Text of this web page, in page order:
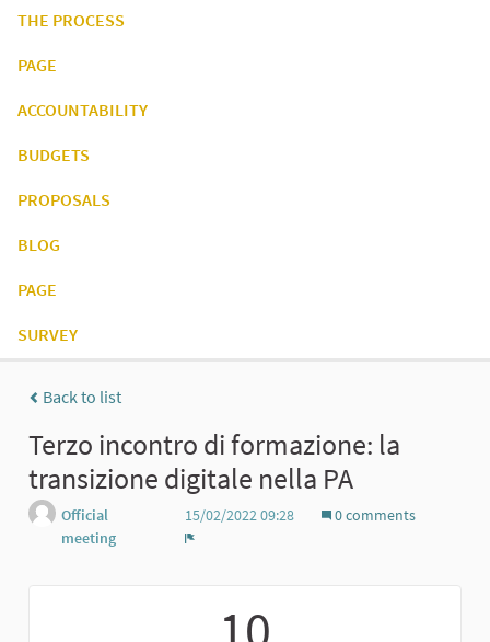
THE PROCESS
PAGE
ACCOUNTABILITY
BUDGETS
PROPOSALS
BLOG
PAGE
SURVEY
Back to list
Terzo incontro di formazione: la
transizione digitale nella PA
Official
meeting
15/02/2022 09:28
0 comments